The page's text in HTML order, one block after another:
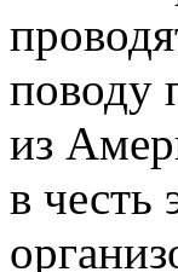
поводу
из
в честь